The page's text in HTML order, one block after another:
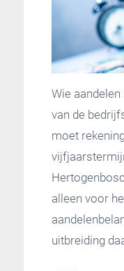
Wie
van de
moet
alleen voor
uitbreiding